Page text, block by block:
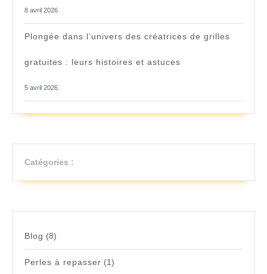
8 avril 2026
Plongée dans l’univers des créatrices de grilles
gratuites : leurs histoires et astuces
5 avril 2026
Catégories :
Blog (8)
Perles à repasser (1)